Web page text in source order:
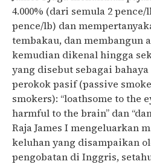
4.000% (dari semula 2
pence/lb) dan
tembakau, dan membangun
kemudian dikenal hingga
yang disebut sebagai
perokok pasif (passive
smokers): “loathsome to the
harmful to the brain” dan
Raja James I mengeluarkan
keluhan yang disampaikan
pengobatan di Inggris,